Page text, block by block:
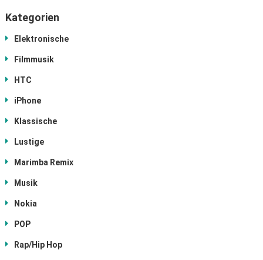
Kategorien
Elektronische
Filmmusik
HTC
iPhone
Klassische
Lustige
Marimba Remix
Musik
Nokia
POP
Rap/Hip Hop